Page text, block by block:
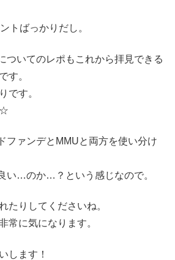
トばっかりだし。
ついてのレポもこれから拝見できる
す。
です。
☆
ファンデとMMUと両方を使い分け
い…のか…？という感じなので。
たりしてくださいね。
常に気になります。
します！